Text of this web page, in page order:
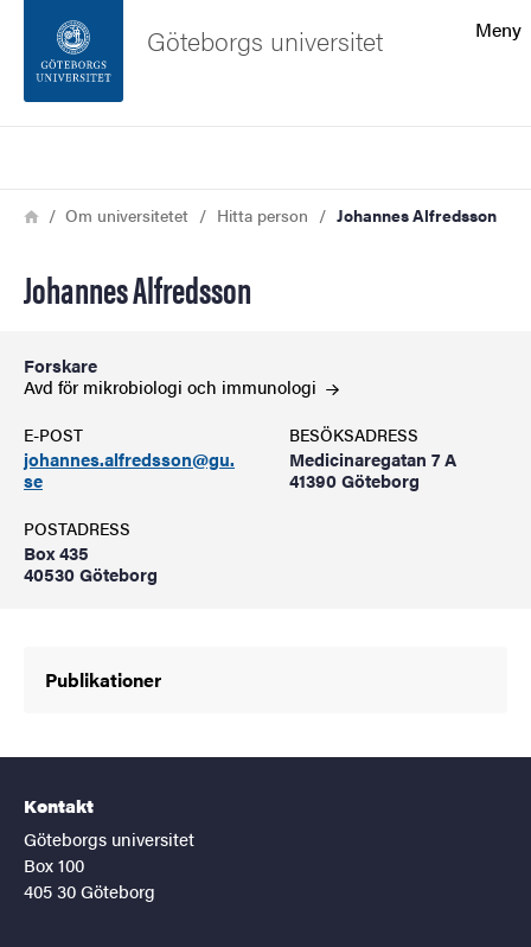
Sidfoten
Meny
Göteborgs universitet
Länkstig
HemOm universitetet Hitta person Johannes Alfredsson
Johannes Alfredsson
Forskare
Avd för mikrobiologi och immunologi
E-POST
johannes.alfredsson@gu.
se
BESÖKSADRESS
Medicinaregatan 7 A
41390 Göteborg
POSTADRESS
Box 435
40530 Göteborg
Publikationer
Kontakt
Göteborgs universitet
Box 100
405 30 Göteborg